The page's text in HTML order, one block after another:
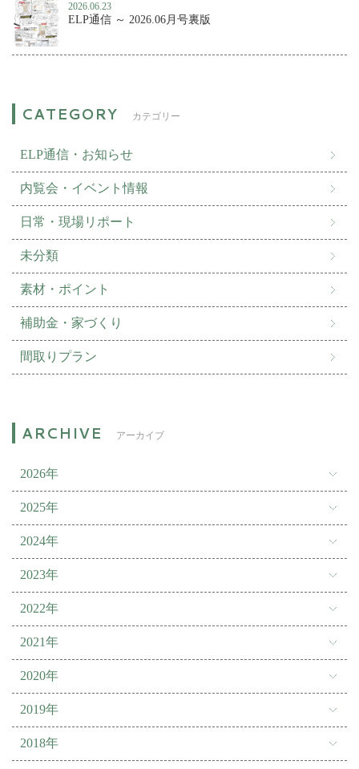
2026.06.23
ELP通信 ～ 2026.06月号裏版
カテゴリー
ELP通信・お知らせ
内覧会・イベント情報
日常・現場リポート
未分類
素材・ポイント
補助金・家づくり
間取りプラン
アーカイブ
2026年
2025年
2024年
2023年
2022年
2021年
2020年
2019年
2018年